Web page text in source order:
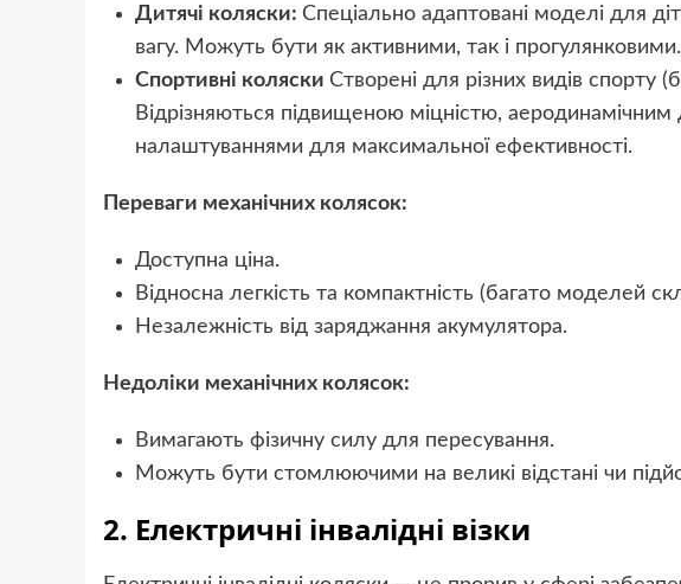
Дитячі коляски: Спеціально адаптовані моделі для
вагу. Можуть бути як активними, так і прогулянковими.
Спортивні коляски Створені для різних видів спорту
Відрізняються підвищеною міцністю,
налаштуваннями для максимальної ефективності.
Переваги механічних колясок:
Доступна ціна.
Відносна легкість та компактність (багато моделей
Незалежність від заряджання акумулятора.
Недоліки механічних колясок:
Вимагають фізичну силу для пересування.
Можуть бути стомлюючими на великі відстані чи
2. Електричні інвалідні візки